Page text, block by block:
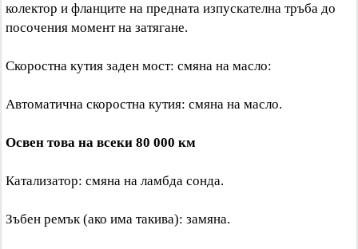
колектор и фланците на предната изпускателна тръба до
посочения момент на затягане.
Скоростна кутия заден мост: смяна на масло:
Автоматична скоростна кутия: смяна на масло.
Освен това на всеки 80 000 км
Катализатор: смяна на ламбда сонда.
Зъбен ремък (ако има такива): замяна.